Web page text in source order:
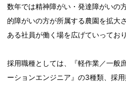
数年では精神障がい・発達障がいの
的障がいの方が所属する農園を拡大
ある社員が働く場を広げていっており
採用職種としては、『軽作業／一般
ーションエンジニア』の3種類、採